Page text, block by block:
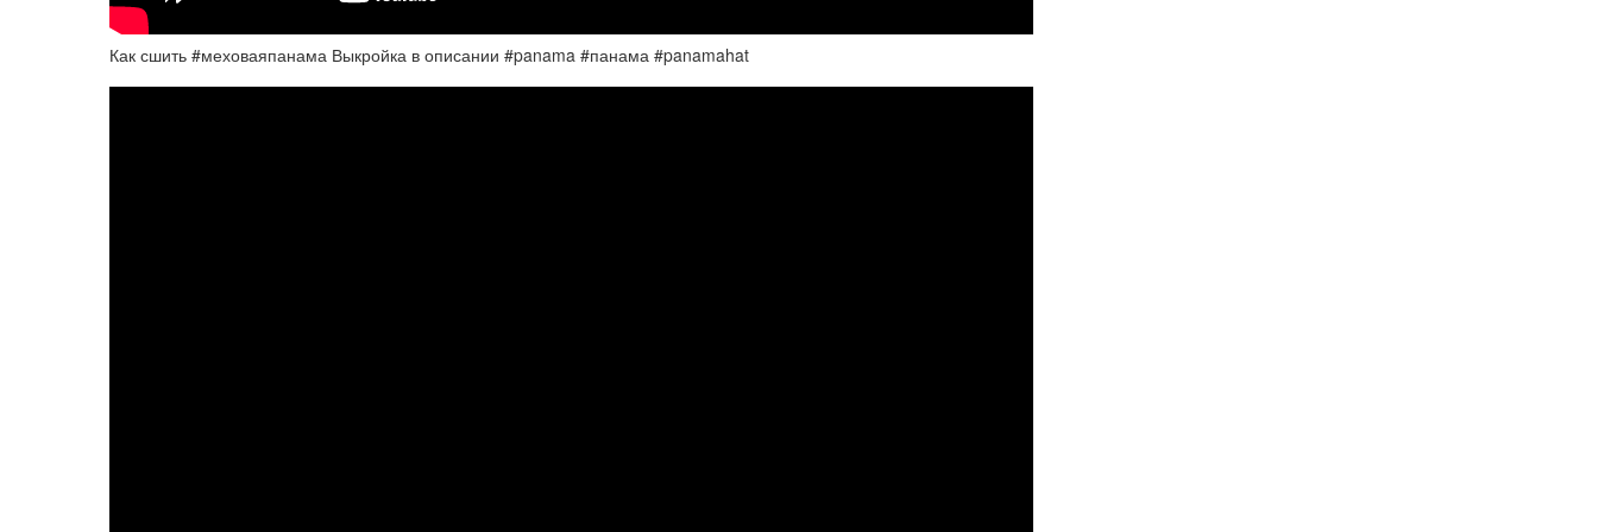
Как сшить #меховаяпанама Выкройка в описании #panama #панама #panamahat